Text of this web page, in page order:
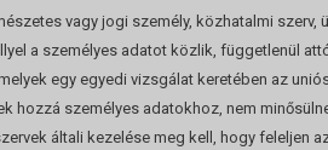
vagy jogi személy, közhatalmi szerv,
a személyes adatot közlik, függetlenül
egy egyedi vizsgálat keretében az
hozzá személyes adatokhoz, nem
általi kezelése meg kell, hogy feleljen